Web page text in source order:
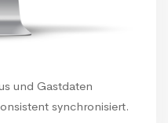
und Gastdaten
synchronisiert.